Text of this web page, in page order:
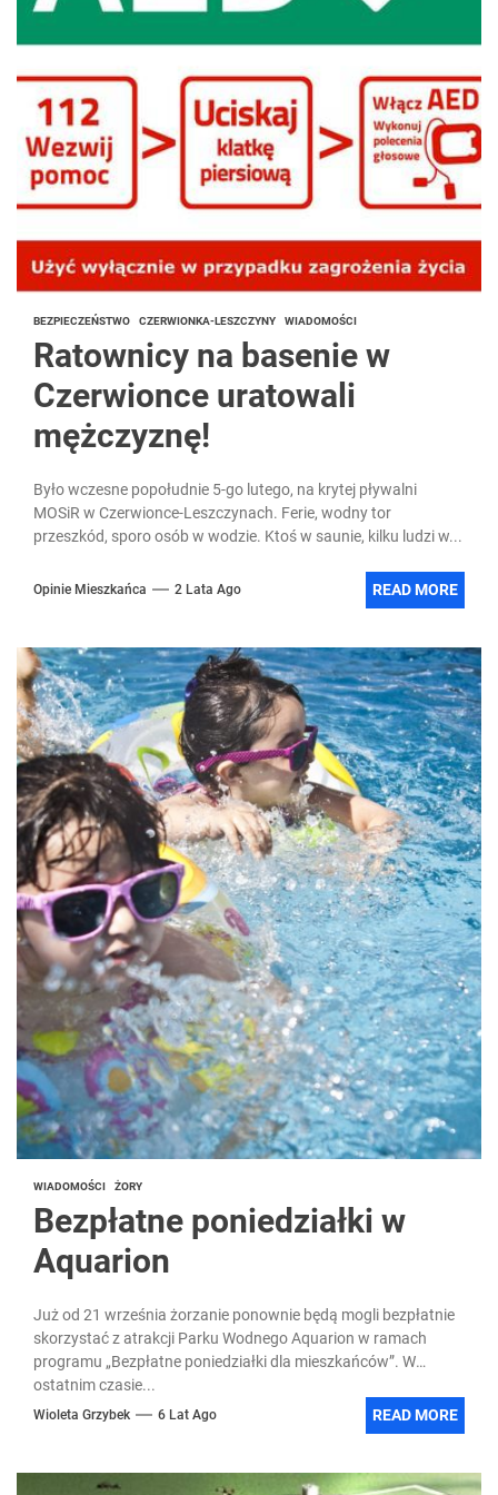
BEZPIECZEŃSTWO CZERWIONKA-LESZCZYNY WIADOMOŚCI
Ratownicy na basenie w
Czerwionce uratowali
mężczyznę!
Było wczesne popołudnie 5-go lutego, na krytej pływalni
MOSiR w Czerwionce-Leszczynach. Ferie, wodny tor
przeszkód, sporo osób w wodzie. Ktoś w saunie, kilku ludzi w...
Opinie Mieszkańca 2 Lata Ago READ MORE
WIADOMOŚCI ŻORY
Bezpłatne poniedziałki w
Aquarion
Już od 21 września żorzanie ponownie będą mogli bezpłatnie
skorzystać z atrakcji Parku Wodnego Aquarion w ramach
programu „Bezpłatne poniedziałki dla mieszkańców”. W
ostatnim czasie...
Wioleta Grzybek 6 Lat Ago READ MORE